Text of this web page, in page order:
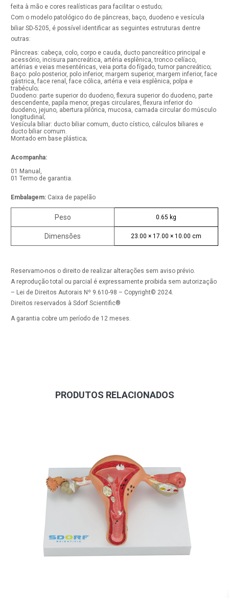
feita à mão e cores realísticas para facilitar o estudo;
Com o modelo patológico do de pâncreas, baço, duodeno e vesícula
biliar SD-5205, é possível identificar as seguintes estruturas dentre
outras:
Pâncreas: cabeça, colo, corpo e cauda, ducto pancreático principal e
acessório, incisura pancreática, artéria esplênica, tronco celíaco,
artérias e veias mesentéricas, veia porta do fígado, tumor pancreático;
Baço: polo posterior, polo inferior, margem superior, margem inferior, face
gástrica, face renal, face cólica, artéria e veia esplênica, polpa e
trabéculo;
Duodeno: parte superior do duodeno, flexura superior do duodeno, parte
descendente, papila menor, pregas circulares, flexura inferior do
duodeno, jejuno, abertura pilórica, mucosa, camada circular do músculo
longitudinal;
Vesícula biliar: ducto biliar comum, ducto cístico, cálculos biliares e
ducto biliar comum.
Montado em base plástica;
Acompanha:
01 Manual,
01 Termo de garantia.
Embalagem: Caixa de papelão
Peso 0.65 kg
Dimensões 23.00 × 17.00 × 10.00 cm
Reservamo-nos o direito de realizar alterações sem aviso prévio.
A reprodução total ou parcial é expressamente proibida sem autorização
– Lei de Direitos Autorais Nº 9.610-98 – Copyright© 2024.
Direitos reservados à Sdorf Scientific®
A garantia cobre um período de 12 meses.
PRODUTOS RELACIONADOS